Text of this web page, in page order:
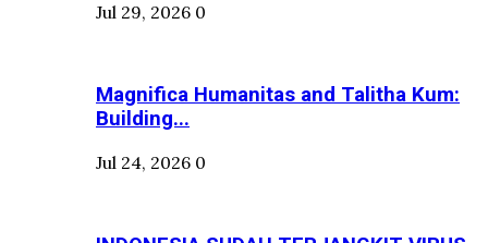
Jul 29, 2026 0
Magnifica Humanitas and Talitha Kum:
Building...
Jul 24, 2026 0